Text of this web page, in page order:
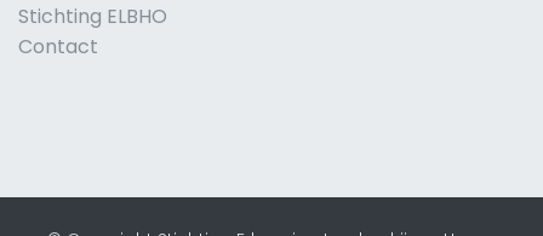
Stichting ELBHO
Contact